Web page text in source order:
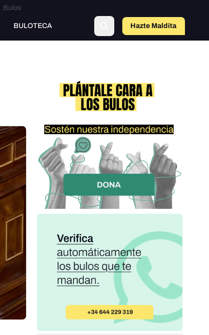
Bulos
BULOTECA Hazte Maldita